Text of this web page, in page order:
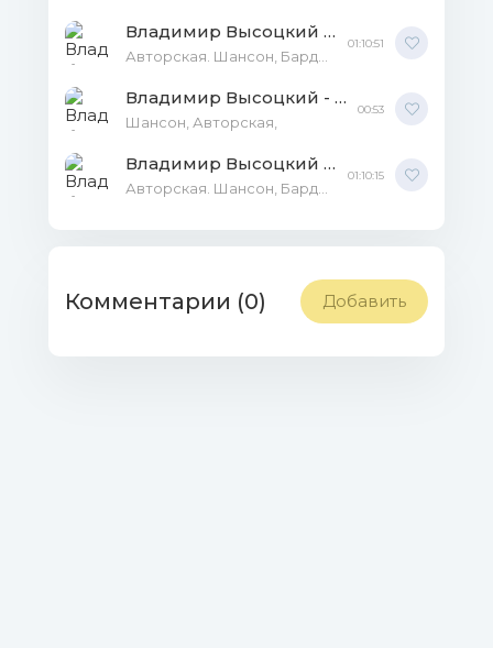
Владимир Высоцкий - Концерт в МИИЗ 30-12-1968 MP3
01:10:51
Владимир Высоцкий - Концерт в 'Энергосетьпроект' 06.03.1968 MP3
Шансон, Авторская,
00:53
Владимир Высоцкий - Концерт в 11-й медсанчасти 10.05.1970 MP3
01:10:15
Комментарии (0) Добавить